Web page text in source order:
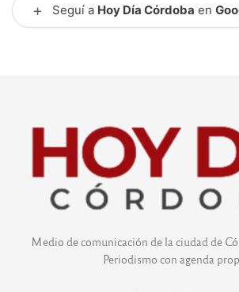
+ Seguí a Hoy Día Córdoba en
Medio de comunicación de la ciudad de
Periodismo con agenda